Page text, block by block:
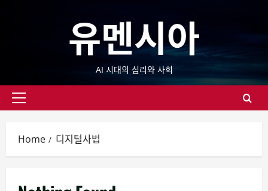
유멘시아
AI 시대의 심리와 사회
Primary
Home 디지털사법